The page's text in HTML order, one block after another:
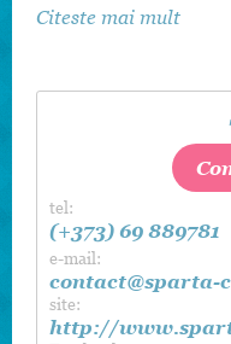
recomanda un
Citeste mai mult
tel:
(+373) 69 889781
e-mail:
contact@sparta-
site:
http://